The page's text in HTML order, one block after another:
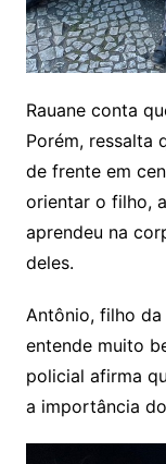
Rauane conta
Porém, ressalta
de frente em
orientar o filho,
aprendeu na
deles.
Antônio, filho da
entende muito
policial afirma
a importância